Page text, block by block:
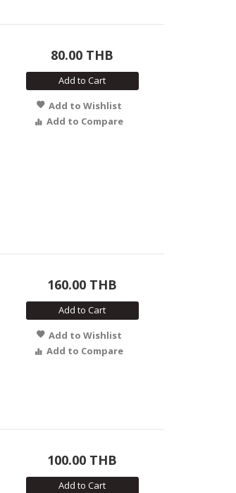
80.00 THB
Add to Cart
Add to Wishlist
Add to Compare
160.00 THB
Add to Cart
Add to Wishlist
Add to Compare
100.00 THB
Add to Cart